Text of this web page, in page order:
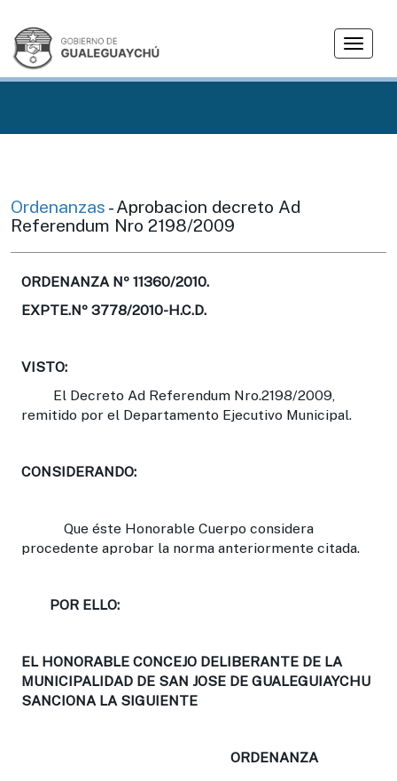
T
g
Ordenanzas - Aprobacion decreto Ad
Referendum Nro 2198/2009
ORDENANZA Nº 11360/2010.
EXPTE.Nº 3778/2010-H.C.D.
VISTO:
El Decreto Ad Referendum Nro.2198/2009,
remitido por el Departamento Ejecutivo Municipal.
CONSIDERANDO:
Que éste Honorable Cuerpo considera
procedente aprobar la norma anteriormente citada.
POR ELLO:
EL HONORABLE CONCEJO DELIBERANTE DE LA
MUNICIPALIDAD DE SAN JOSE DE GUALEGUIAYCHU
SANCIONA LA SIGUIENTE
ORDENANZA